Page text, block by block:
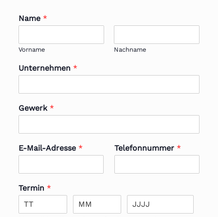
Name *
Vorname Nachname
Unternehmen *
Gewerk *
E-Mail-Adresse * Telefonnummer *
Termin *